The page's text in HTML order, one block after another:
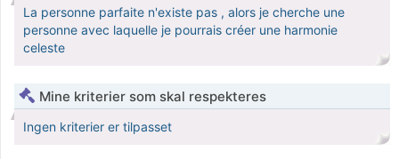
La personne parfaite n'existe pas , alors je cherche une
personne avec laquelle je pourrais créer une harmonie
celeste
Mine kriterier som skal respekteres
Ingen kriterier er tilpasset